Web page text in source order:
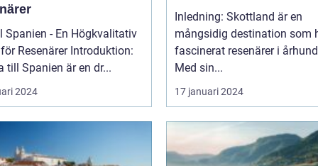
Spanien - En Högkvalitativ
Introduktion:
till Spanien är en dr...
2024
Inledning: Skottland är en
mångsidig destination som
fascinerat resenärer i
Med sin...
17 januari 2024